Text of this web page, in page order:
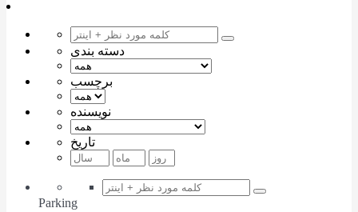
دسته بندی
برچسب
نویسنده
تاریخ
Parking